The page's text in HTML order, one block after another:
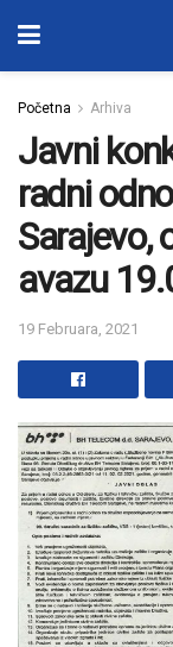
Početna Arhiva
Javni
radni
Sarajevo,
avazu
19 Februara, 2021